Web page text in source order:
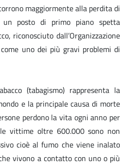
maggiormente alla perdita di
posto di primo piano spetta
riconosciuto dall’Organizzazione
uno dei più gravi problemi di
(tabagismo) rappresenta la
e la principale causa di morte
perdono la vita ogni anno per
vittime oltre 600.000 sono non
cioè al fumo che viene inalato
vivono a contatto con uno o più